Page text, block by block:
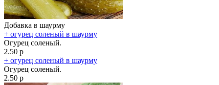
Добавка в шаурму
+ огурец соленый в шаурму
Огурец соленый.
2.50 р
+ огурец соленый в шаурму
Огурец соленый.
2.50 р